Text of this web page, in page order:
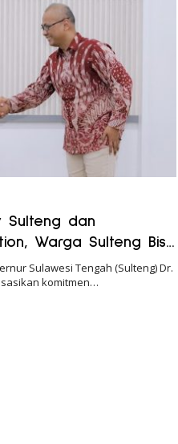
Sulteng dan
Warga Sulteng Bisa
Sulawesi Tengah (Sulteng) Dr.
komitmen…